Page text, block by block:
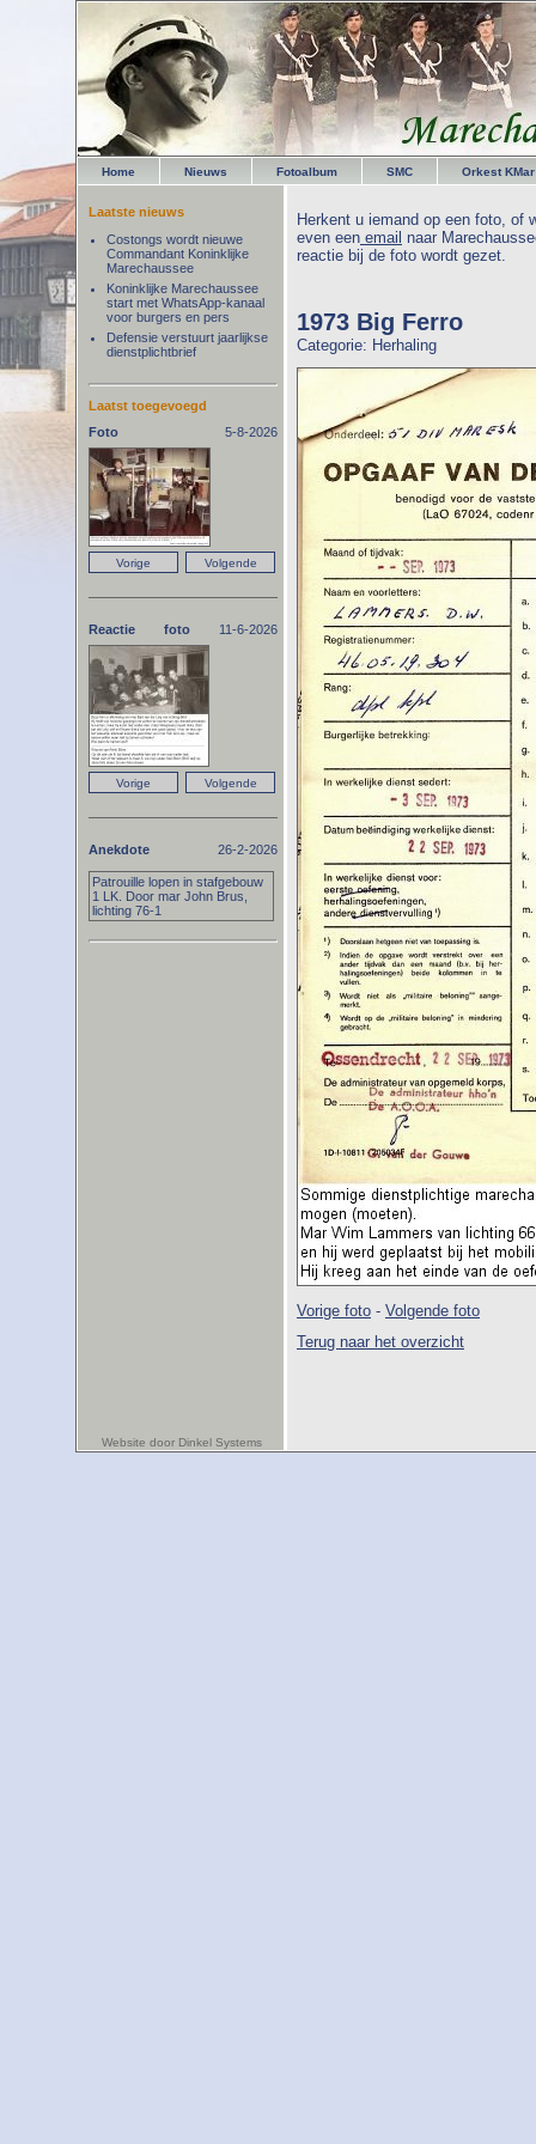
Home Nieuws Fotoalbum SMC Orkest KMar
Herkent u iemand op een foto, of
even een email naar
reactie bij de foto wordt gezet.
1973 Big Ferro
Categorie: Herhaling
Vorige foto - Volgende foto
Terug naar het overzicht
Laatste nieuws
Costongs wordt nieuwe
Commandant Koninklijke
Marechaussee
Koninklijke Marechaussee
start met WhatsApp-kanaal
voor burgers en pers
Defensie verstuurt jaarlijkse
dienstplichtbrief
Laatst toegevoegd
Foto
5-8-2026
Reactie foto 11-6-2026
Anekdote 26-2-2026
Patrouille lopen in stafgebouw
1 LK. Door mar John Brus,
lichting 76-1
Website door Dinkel Systems